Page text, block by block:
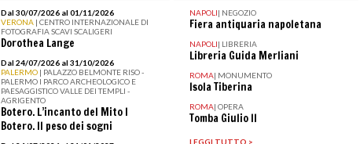
Dal 30/07/2026 al 01/11/2026
VERONA | CENTRO INTERNAZIONALE DI
FOTOGRAFIA SCAVI SCALIGERI
Dorothea Lange
Dal 24/07/2026 al 31/10/2026
PALERMO | PALAZZO BELMONTE RISO -
PALERMO I PARCO ARCHEOLOGICO E
PAESAGGISTICO VALLE DEI TEMPLI -
AGRIGENTO
Botero. L’incanto del Mito I
Botero. Il peso dei sogni
NAPOLI| NEGOZIO
Fiera antiquaria napoletana
NAPOLI| LIBRERIA
Libreria Guida Merliani
ROMA| MONUMENTO
Isola Tiberina
ROMA| OPERA
Tomba Giulio II
LEGGI TUTTO >